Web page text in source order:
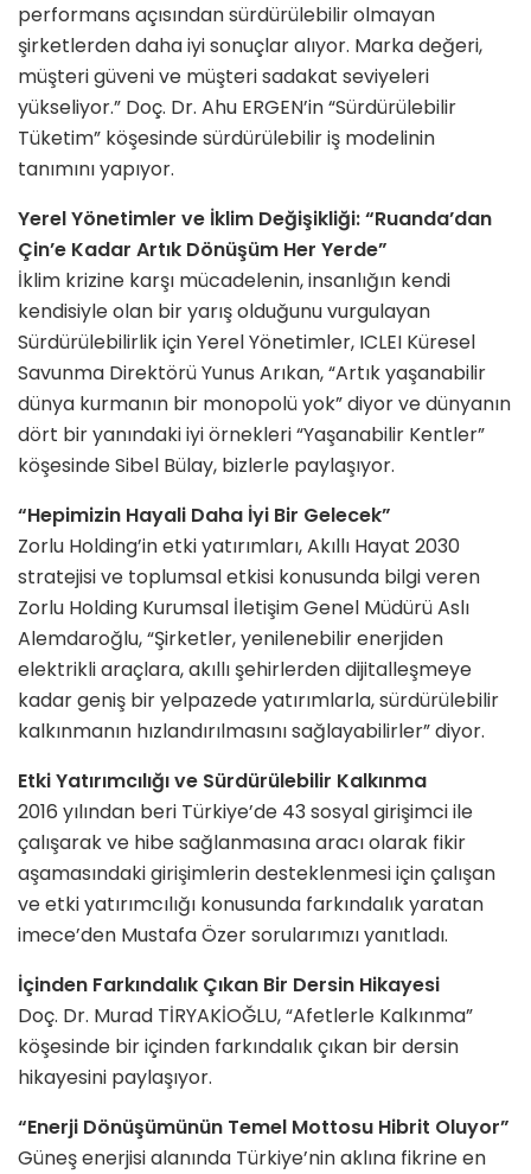
performans açısından sürdürülebilir olmayan
şirketlerden daha iyi sonuçlar alıyor. Marka değeri,
müşteri güveni ve müşteri sadakat seviyeleri
yükseliyor.” Doç. Dr. Ahu ERGEN’in “Sürdürülebilir
Tüketim” köşesinde sürdürülebilir iş modelinin
tanımını yapıyor.
Yerel Yönetimler ve İklim Değişikliği: “Ruanda’dan
Çin’e Kadar Artık Dönüşüm Her Yerde”
İklim krizine karşı mücadelenin, insanlığın kendi
kendisiyle olan bir yarış olduğunu vurgulayan
Sürdürülebilirlik için Yerel Yönetimler, ICLEI Küresel
Savunma Direktörü Yunus Arıkan, “Artık yaşanabilir
dünya kurmanın bir monopolü yok” diyor ve dünyanın
dört bir yanındaki iyi örnekleri “Yaşanabilir Kentler”
köşesinde Sibel Bülay, bizlerle paylaşıyor.
“Hepimizin Hayali Daha İyi Bir Gelecek”
Zorlu Holding’in etki yatırımları, Akıllı Hayat 2030
stratejisi ve toplumsal etkisi konusunda bilgi veren
Zorlu Holding Kurumsal İletişim Genel Müdürü Aslı
Alemdaroğlu, “Şirketler, yenilenebilir enerjiden
elektrikli araçlara, akıllı şehirlerden dijitalleşmeye
kadar geniş bir yelpazede yatırımlarla, sürdürülebilir
kalkınmanın hızlandırılmasını sağlayabilirler” diyor.
Etki Yatırımcılığı ve Sürdürülebilir Kalkınma
2016 yılından beri Türkiye’de 43 sosyal girişimci ile
çalışarak ve hibe sağlanmasına aracı olarak fikir
aşamasındaki girişimlerin desteklenmesi için çalışan
ve etki yatırımcılığı konusunda farkındalık yaratan
imece’den Mustafa Özer sorularımızı yanıtladı.
İçinden Farkındalık Çıkan Bir Dersin Hikayesi
Doç. Dr. Murad TİRYAKİOĞLU, “Afetlerle Kalkınma”
köşesinde bir içinden farkındalık çıkan bir dersin
hikayesini paylaşıyor.
“Enerji Dönüşümünün Temel Mottosu Hibrit Oluyor”
Güneş enerjisi alanında Türkiye’nin aklına fikrine en